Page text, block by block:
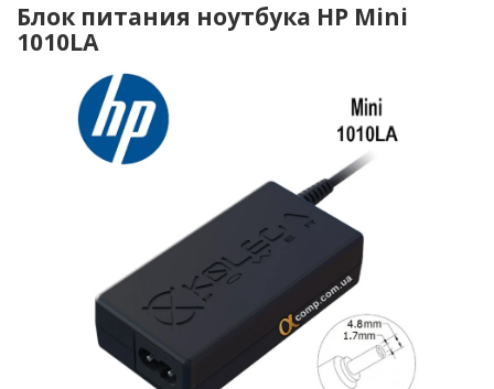
Блок питания ноутбука HP Mini
1010LA